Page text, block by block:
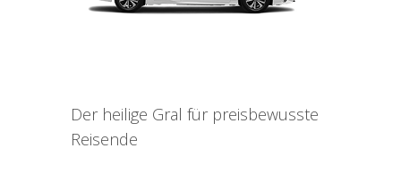
Der heilige Gral für preisbewusste
Reisende